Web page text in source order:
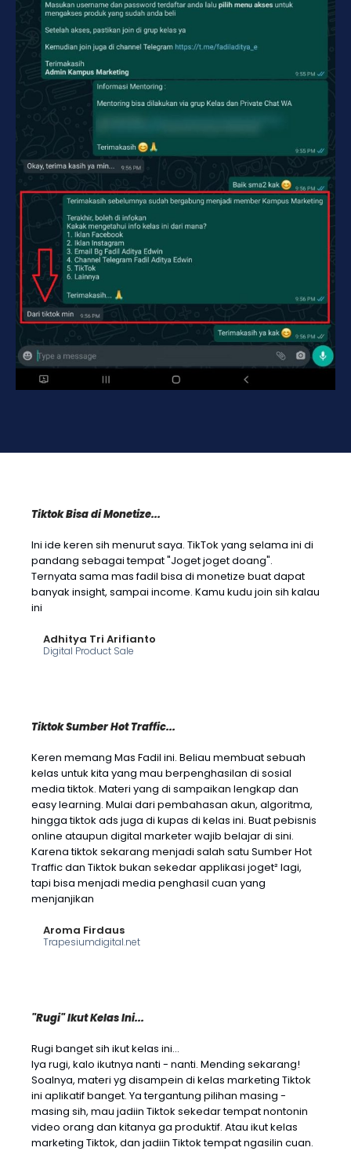
Tiktok Bisa di Monetize...
Ini ide keren sih menurut saya. TikTok yang selama ini di
pandang sebagai tempat "Joget joget doang".
Ternyata sama mas fadil bisa di monetize buat dapat
banyak insight, sampai income. Kamu kudu join sih kalau
ini
Adhitya Tri Arifianto
Digital Product Sale
Tiktok Sumber Hot Traffic...
Keren memang Mas Fadil ini. Beliau membuat sebuah
kelas untuk kita yang mau berpenghasilan di sosial
media tiktok. Materi yang di sampaikan lengkap dan
easy learning. Mulai dari pembahasan akun, algoritma,
hingga tiktok ads juga di kupas di kelas ini. Buat pebisnis
online ataupun digital marketer wajib belajar di sini.
Karena tiktok sekarang menjadi salah satu Sumber Hot
Traffic dan Tiktok bukan sekedar applikasi joget² lagi,
tapi bisa menjadi media penghasil cuan yang
menjanjikan
Aroma Firdaus
Trapesiumdigital.net
"Rugi" Ikut Kelas Ini...
Rugi banget sih ikut kelas ini…
Iya rugi, kalo ikutnya nanti - nanti. Mending sekarang!
Soalnya, materi yg disampein di kelas marketing Tiktok
ini aplikatif banget. Ya tergantung pilihan masing -
masing sih, mau jadiin Tiktok sekedar tempat nontonin
video orang dan kitanya ga produktif. Atau ikut kelas
marketing Tiktok, dan jadiin Tiktok tempat ngasilin cuan.